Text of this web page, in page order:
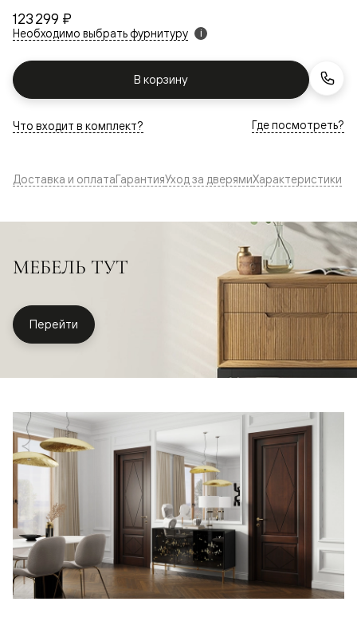
123 299 ₽
Необходимо выбрать фурнитуру i
В корзину
Что входит в комплект? Где посмотреть?
Доставка и оплатаГарантияУход за дверямиХарактеристики
МЕБЕЛЬ ТУТ
Перейти